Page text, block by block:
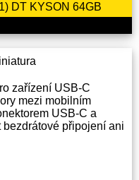
DT KYSON 64GB
zařízení USB-C
mezi mobilním
USB-C a
připojení ani